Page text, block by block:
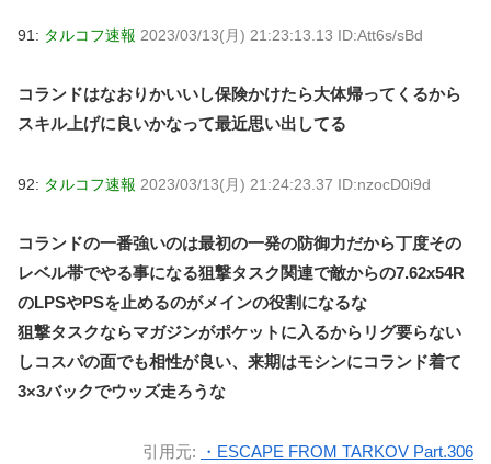
91: タルコフ速報 2023/03/13(月) 21:23:13.13 ID:Att6s/sBd
コランドはなおりかいいし保険かけたら大体帰ってくるから
スキル上げに良いかなって最近思い出してる
92: タルコフ速報 2023/03/13(月) 21:24:23.37 ID:nzocD0i9d
コランドの一番強いのは最初の一発の防御力だから丁度その
レベル帯でやる事になる狙撃タスク関連で敵からの7.62x54R
のLPSやPSを止めるのがメインの役割になるな
狙撃タスクならマガジンがポケットに入るからリグ要らない
しコスパの面でも相性が良い、来期はモシンにコランド着て
3×3バックでウッズ走ろうな
引用元: ・ESCAPE FROM TARKOV Part.306